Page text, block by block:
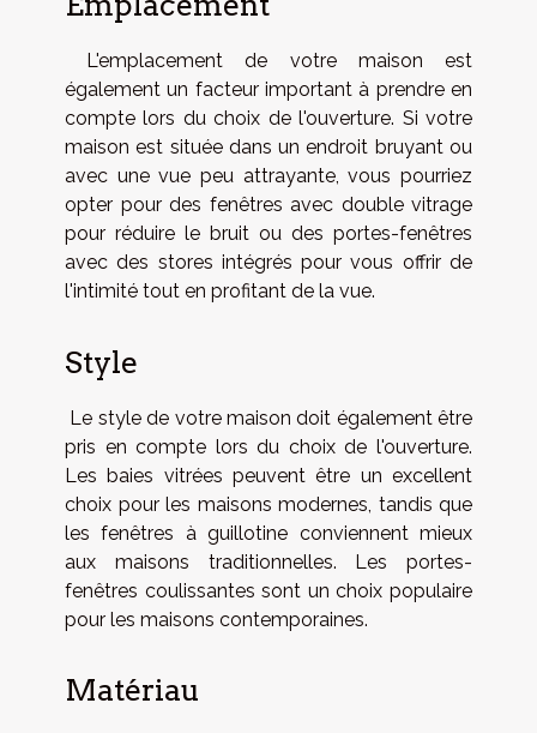
L'emplacement de votre maison est
également un facteur important à prendre en
compte lors du choix de l'ouverture. Si votre
maison est située dans un endroit bruyant ou
avec une vue peu attrayante, vous pourriez
opter pour des fenêtres avec double vitrage
pour réduire le bruit ou des portes-fenêtres
avec des stores intégrés pour vous offrir de
l'intimité tout en profitant de la vue.
Style
Le style de votre maison doit également être
pris en compte lors du choix de l'ouverture.
Les baies vitrées peuvent être un excellent
choix pour les maisons modernes, tandis que
les fenêtres à guillotine conviennent mieux
aux maisons traditionnelles. Les portes-
fenêtres coulissantes sont un choix populaire
pour les maisons contemporaines.
Matériau